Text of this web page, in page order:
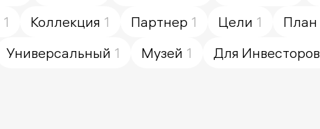
1 Коллекция 1 Партнер 1 Цели 1 План
Универсальный 1 Музей 1 Для Инвесторов